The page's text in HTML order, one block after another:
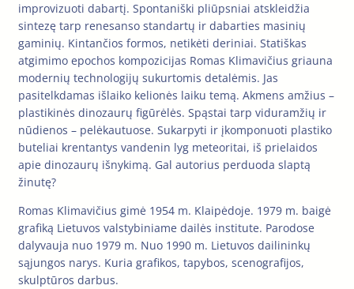
improvizuoti dabartį. Spontaniški pliūpsniai atskleidžia
sintezę tarp renesanso standartų ir dabarties masinių
gaminių. Kintančios formos, netikėti deriniai. Statiškas
atgimimo epochos kompozicijas Romas Klimavičius griauna
modernių technologijų sukurtomis detalėmis. Jas
pasitelkdamas išlaiko kelionės laiku temą. Akmens amžius –
plastikinės dinozaurų figūrėlės. Spąstai tarp viduramžių ir
nūdienos – pelėkautuose. Sukarpyti ir įkomponuoti plastiko
buteliai krentantys vandenin lyg meteoritai, iš prielaidos
apie dinozaurų išnykimą. Gal autorius perduoda slaptą
žinutę?
Romas Klimavičius gimė 1954 m. Klaipėdoje. 1979 m. baigė
grafiką Lietuvos valstybiniame dailės institute. Parodose
dalyvauja nuo 1979 m. Nuo 1990 m. Lietuvos dailininkų
sąjungos narys. Kuria grafikos, tapybos, scenografijos,
skulptūros darbus.